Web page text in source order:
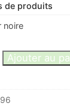
de produits
Ajouter au